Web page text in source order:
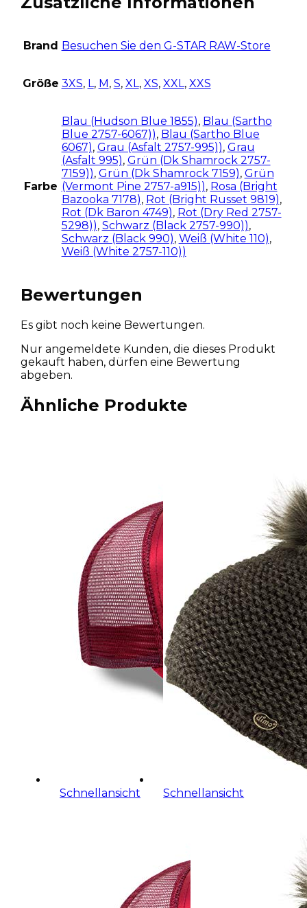
Brand Besuchen Sie den G-STAR RAW-Store
Größe 3XS, L, M , S, XL, XS, XXL, XXS
Farbe
Blau (Hudson Blue 1855), Blau (Sartho
Blue 2757-6067)), Blau (Sartho Blue
6067), Grau (Asfalt 2757-995)), Grau
(Asfalt 995), Grün (Dk Shamrock 2757-
7159)), Grün (Dk Shamrock 7159), Grün
(Vermont Pine 2757-a915)), Rosa (Bright
Bazooka 7178), Rot (Bright Russet 9819),
Rot (Dk Baron 4749), Rot (Dry Red 2757-
5298)), Schwarz (Black 2757-990)),
Schwarz (Black 990), Weiß (White 110),
Weiß (White 2757-110))
Bewertungen
Es gibt noch keine Bewertungen.
Nur angemeldete Kunden, die dieses Produkt
gekauft haben, dürfen eine Bewertung
abgeben.
Ähnliche Produkte
Schnellansicht Schnellansicht